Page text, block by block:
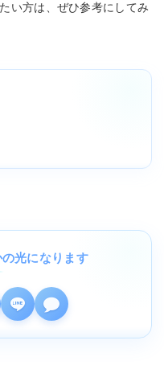
い方は、ぜひ参考にしてみ
光になります